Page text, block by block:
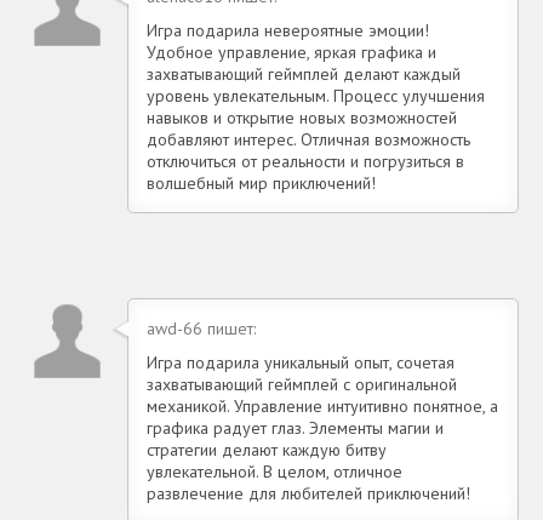
Игра подарила невероятные эмоции!
Удобное управление, яркая графика и
захватывающий геймплей делают каждый
уровень увлекательным. Процесс улучшения
навыков и открытие новых возможностей
добавляют интерес. Отличная возможность
отключиться от реальности и погрузиться в
волшебный мир приключений!
awd-66 пишет:
Игра подарила уникальный опыт, сочетая
захватывающий геймплей с оригинальной
механикой. Управление интуитивно понятное, а
графика радует глаз. Элементы магии и
стратегии делают каждую битву
увлекательной. В целом, отличное
развлечение для любителей приключений!